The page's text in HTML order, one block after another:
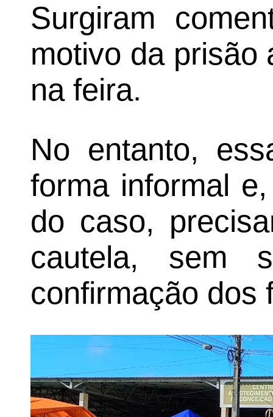
Surgiram
motivo da prisão
na feira.
No entanto,
forma informal
do caso,
cautela, sem
confirmação dos